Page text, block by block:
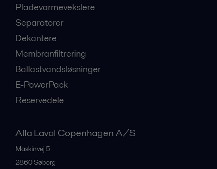
Pladevarmevekslere
Separatorer
Dekantere
Membranfiltrering
Ballastvandsløsninger
E-PowerPack
Reservedele
Alfa Laval Copenhagen A/S
Maskinvej 5
2860Søborg